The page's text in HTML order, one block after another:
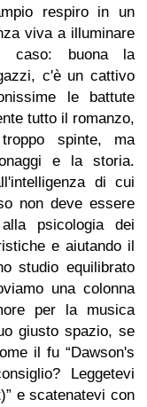
respiro in un
viva a illuminare
caso: buona la
c'è un cattivo
le battute
tutto il romanzo,
spinte, ma
e la storia.
di cui
non deve essere
psicologia dei
e aiutando il
studio equilibrato
una colonna
per la musica
giusto spazio, se
il fu “Dawson's
Leggetevi
e scatenatevi con